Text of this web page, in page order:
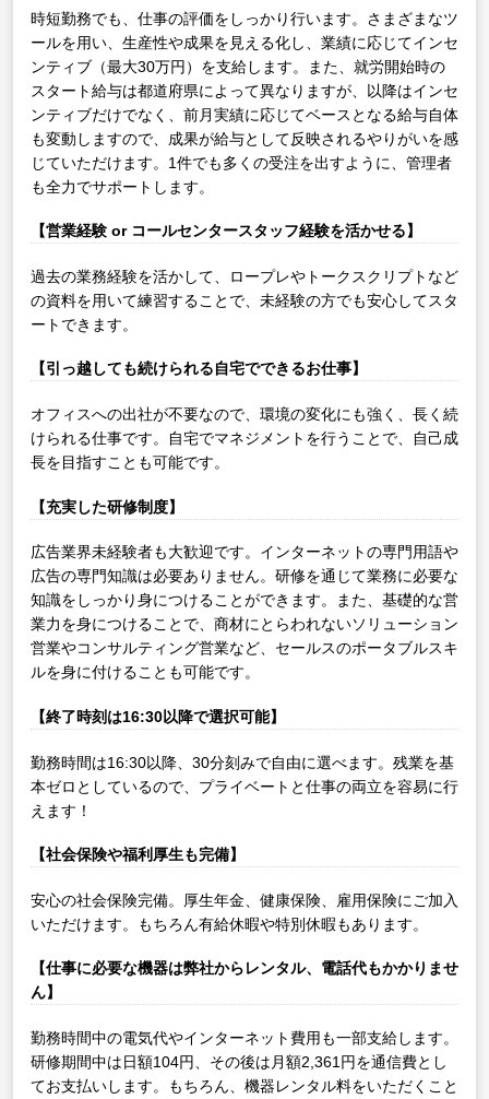
時短勤務でも、仕事の評価をしっかり行います。さまざまなツ
ールを用い、生産性や成果を見える化し、業績に応じてインセ
ンティブ（最大30万円）を支給します。また、就労開始時の
スタート給与は都道府県によって異なりますが、以降はインセ
ンティブだけでなく、前月実績に応じてベースとなる給与自体
も変動しますので、成果が給与として反映されるやりがいを感
じていただけます。1件でも多くの受注を出すように、管理者
も全力でサポートします。
【営業経験 or コールセンタースタッフ経験を活かせる】
過去の業務経験を活かして、ロープレやトークスクリプトなど
の資料を用いて練習することで、未経験の方でも安心してスタ
ートできます。
【引っ越しても続けられる自宅でできるお仕事】
オフィスへの出社が不要なので、環境の変化にも強く、長く続
けられる仕事です。自宅でマネジメントを行うことで、自己成
長を目指すことも可能です。
【充実した研修制度】
広告業界未経験者も大歓迎です。インターネットの専門用語や
広告の専門知識は必要ありません。研修を通じて業務に必要な
知識をしっかり身につけることができます。また、基礎的な営
業力を身につけることで、商材にとらわれないソリューション
営業やコンサルティング営業など、セールスのポータブルスキ
ルを身に付けることも可能です。
【終了時刻は16:30以降で選択可能】
勤務時間は16:30以降、30分刻みで自由に選べます。残業を基
本ゼロとしているので、プライベートと仕事の両立を容易に行
えます！
【社会保険や福利厚生も完備】
安心の社会保険完備。厚生年金、健康保険、雇用保険にご加入
いただけます。もちろん有給休暇や特別休暇もあります。
【仕事に必要な機器は弊社からレンタル、電話代もかかりませ
ん】
勤務時間中の電気代やインターネット費用も一部支給します。
研修期間中は日額104円、その後は月額2,361円を通信費とし
てお支払いします。もちろん、機器レンタル料をいただくこと